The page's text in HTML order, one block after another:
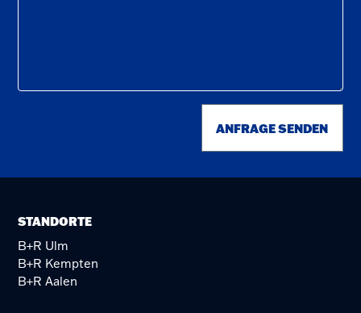
ANFRAGE SENDEN
STANDORTE
B+R Ulm
B+R Kempten
B+R Aalen